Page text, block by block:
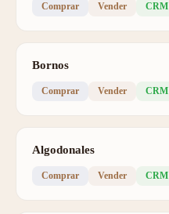
Comprar Vender CRM
Bornos
Comprar Vender CRM
Algodonales
Comprar Vender CRM